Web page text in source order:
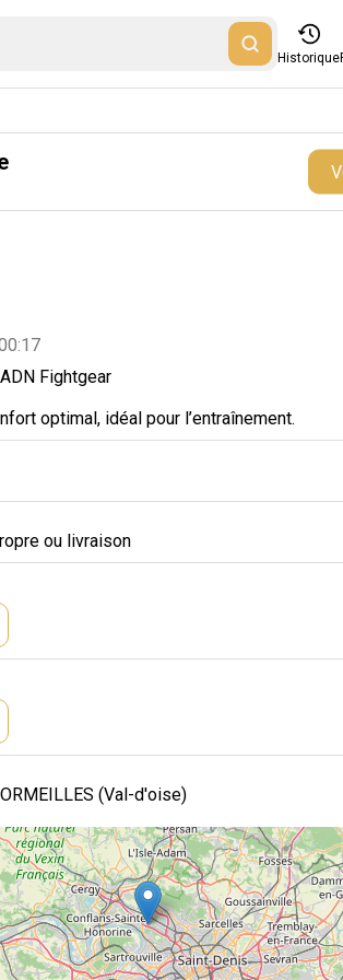
Historique
Fightgear
optimal, idéal pour l’entraînement.
ou livraison
(Val-d'oise)